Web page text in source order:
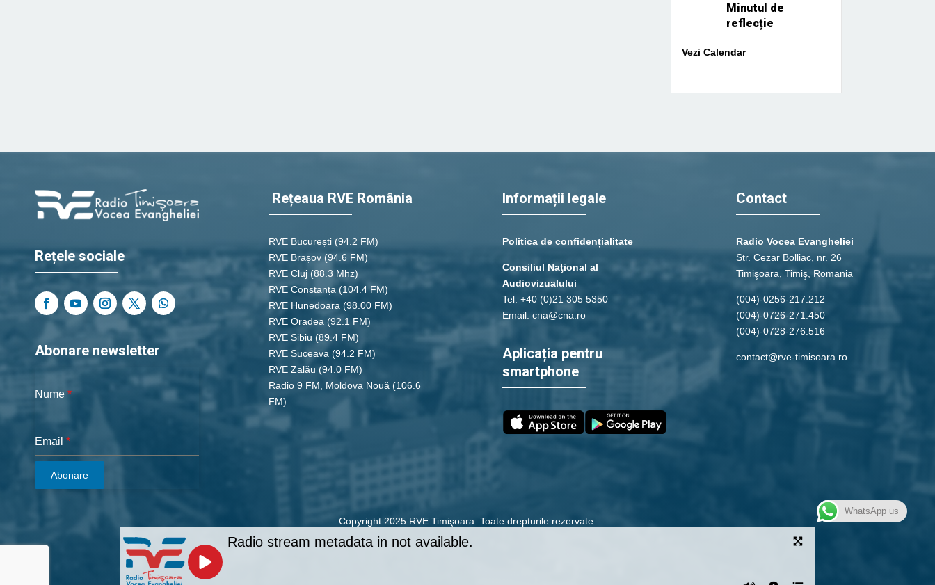
Minutul de
reflecție
Vezi Calendar
Rețele sociale
Abonare newsletter
Nume *
Email *
Abonare
Rețeaua RVE România
RVE București (94.2 FM)
RVE Brașov (94.6 FM)
RVE Cluj (88.3 Mhz)
RVE Constanța (104.4 FM)
RVE Hunedoara (98.00 FM)
RVE Oradea (92.1 FM)
RVE Sibiu (89.4 FM)
RVE Suceava (94.2 FM)
RVE Zalău (94.0 FM)
Radio 9 FM, Moldova Nouă (106.6
FM)
Informații legale
Politica de confidențialitate
Consiliul Naţional al
Audiovizualului
Tel: +40 (0)21 305 5350
Email: cna@cna.ro
Aplicația pentru
smartphone
Contact
Radio Vocea Evangheliei
Str. Cezar Bolliac, nr. 26
Timişoara, Timiş, Romania
(004)-0256-217.212
(004)-0726-271.450
(004)-0728-276.516
contact@rve-timisoara.ro
Copyright 2025 RVE Timişoara. Toate drepturile rezervate.
Radio stream metadata in not available.
WhatsApp us